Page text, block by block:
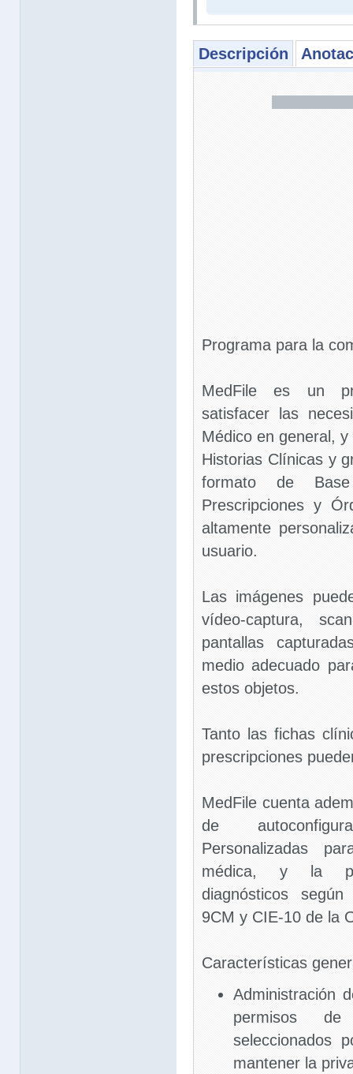
Descripción
Programa para la
MedFile es un
satisfacer las
Médico en general,
Historias Clínicas y
formato de
Prescripciones y
altamente
usuario.
Las imágenes
vídeo-captura,
pantallas
medio adecuado
estos objetos.
Tanto las fichas
prescripciones
MedFile cuenta
de
Personalizadas
médica, y la
diagnósticos
9CM y CIE-10 de la
Características
Administración
permisos
seleccionados
mantener la